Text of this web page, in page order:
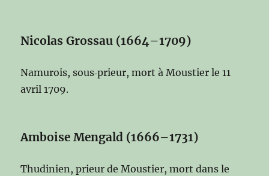
Nicolas Grossau (1664–1709)
Namurois, sous‑prieur, mort à Moustier le 11
avril 1709.
Amboise Mengald (1666–1731)
Thudinien, prieur de Moustier, mort dans le